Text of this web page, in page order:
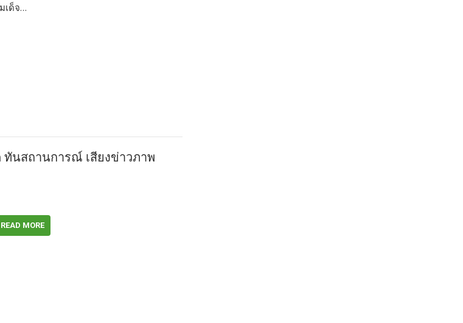
เด็จ…
ทันสถานการณ์ เสียงข่าวภาพ
READ MORE